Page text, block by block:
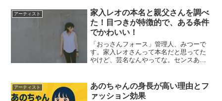
アーティスト
家入レオの本名と親父さんを調べ
た！目つきが特徴的で、ある条件
でかわいい！
「おっさんフォース」管理人、みつーで
す。家入レオさんって本名だと思ってた
やけど、芸名なんやってな。センスある
的やったな。『サブリナ』も独特のセン
スやな。ラジオでかかって...
アーティスト
あのちゃんの身長が高い理由とフ
ァッション効果